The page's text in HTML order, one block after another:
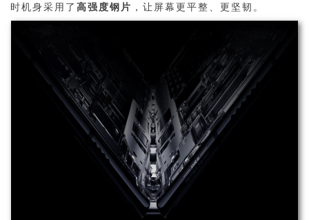
时机身采用了 高强度钢片 ，让屏幕更平整、更坚韧。